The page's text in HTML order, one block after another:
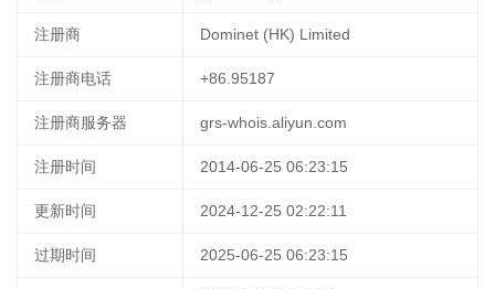
注册商 Dominet (HK) Limited
注册商电话 +86.95187
注册商服务器 grs-whois.aliyun.com
注册时间 2014-06-25 06:23:15
更新时间 2024-12-25 02:22:11
过期时间 2025-06-25 06:23:15